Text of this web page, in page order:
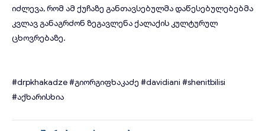
იძლევა, რომ ამ ქუჩაზე განთავსებულმა დაწესებულებებმა
კვლავ განაგრძონ ზეგავლენა ქალაქის კულტურულ
ცხოვრებაზე.
#drpkhakadze#გიორგიფხაკაძე #davidiani #shenitbilisi
#აქხარისხია